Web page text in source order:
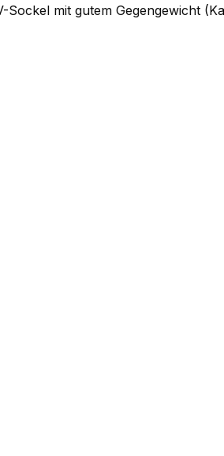
mit gutem Gegengewicht